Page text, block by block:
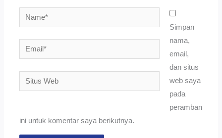
Name*
Email*
Situs
Web
Simpan
nama,
email,
dan situs
web saya
pada
peramban
ini untuk komentar saya berikutnya.